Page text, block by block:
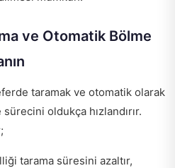
ve Otomatik Bölme
taramak ve otomatik olarak
oldukça hızlandırır.
tarama süresini azaltır,